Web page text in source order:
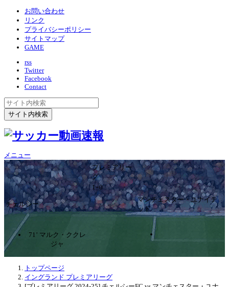
お問い合わせ
リンク
プライバシーポリシー
サイトマップ
GAME
rss
Twitter
Facebook
Contact
メニュー
プレミアリー
グ
1ｰ0
チェルシー
マンチェスター・ユナイテ
ッド
71’ マルク・ククレ
ジャ
トップページ
イングランド プレミアリーグ